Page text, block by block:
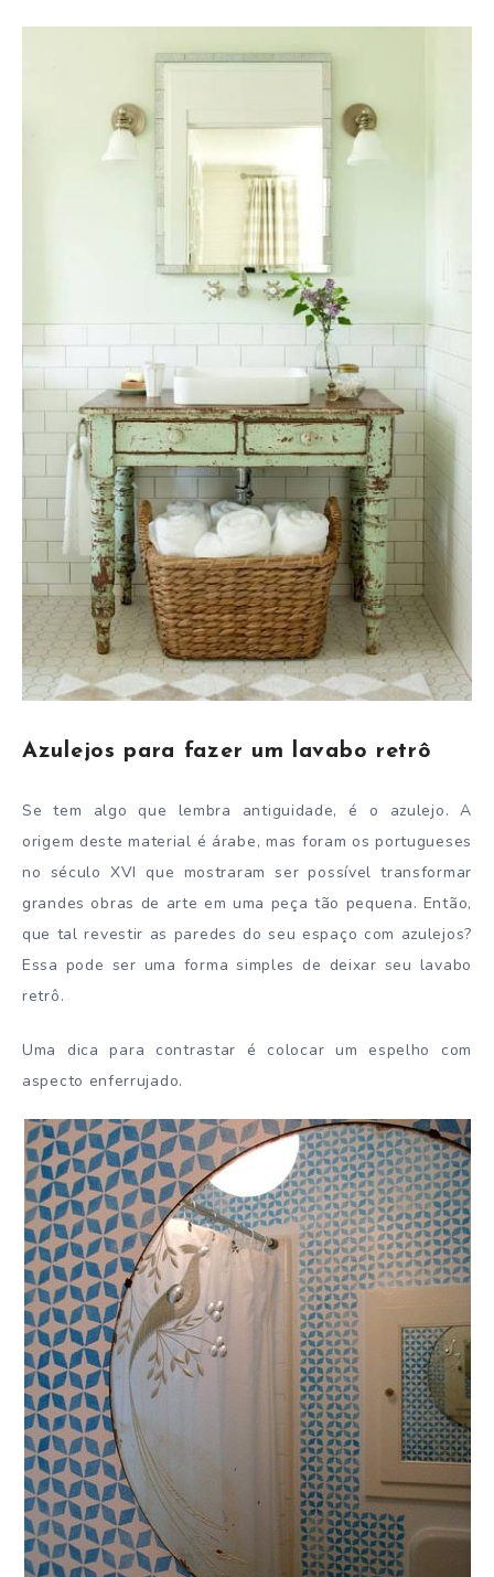
Azulejos para fazer um lavabo retrô
Se tem algo que lembra antiguidade, é o azulejo. A
origem deste material é árabe, mas foram os portugueses
no século XVI que mostraram ser possível transformar
grandes obras de arte em uma peça tão pequena. Então,
que tal revestir as paredes do seu espaço com azulejos?
Essa pode ser uma forma simples de deixar seu lavabo
retrô.
Uma dica para contrastar é colocar um espelho com
aspecto enferrujado.